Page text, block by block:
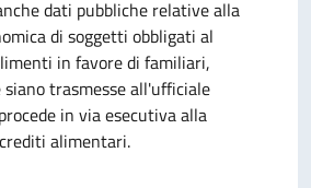
dati pubbliche relative alla
di soggetti obbligati al
in favore di familiari,
trasmesse all'ufficiale
in via esecutiva alla
alimentari.